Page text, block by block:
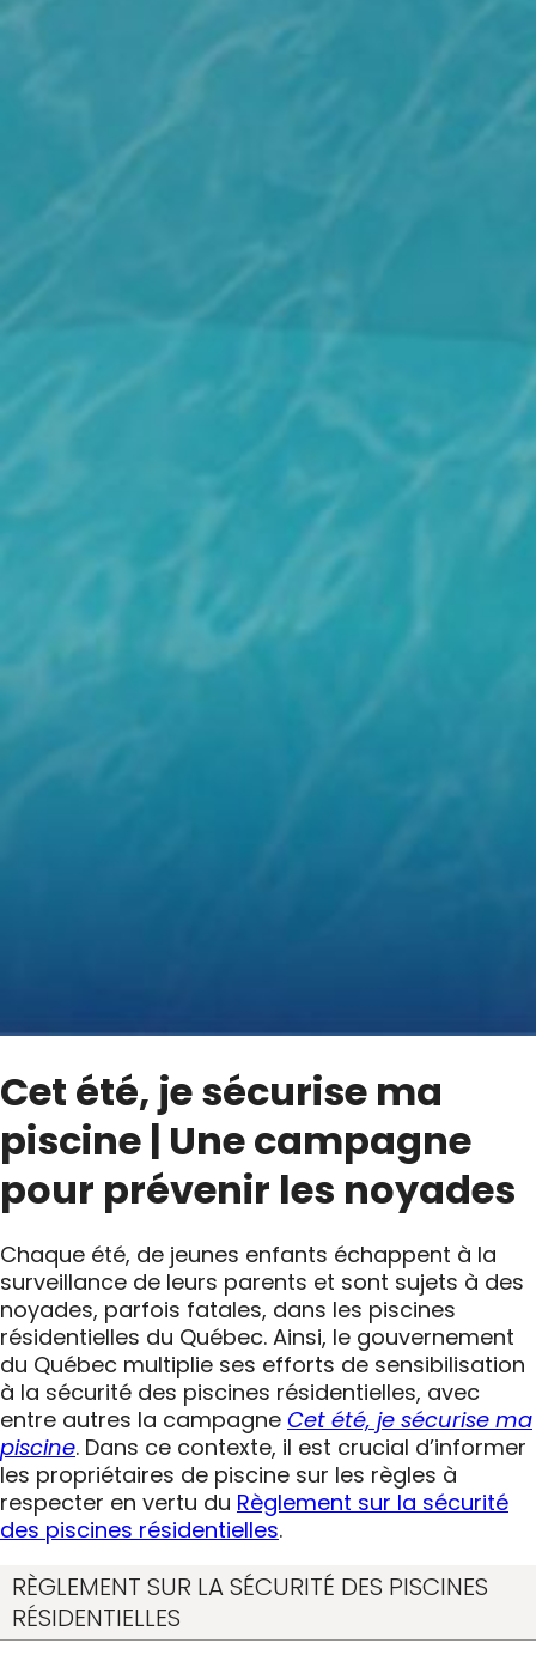
Cet été, je sécurise ma
piscine | Une campagne
pour prévenir les noyades
Chaque été, de jeunes enfants échappent à la
surveillance de leurs parents et sont sujets à des
noyades, parfois fatales, dans les piscines
résidentielles du Québec. Ainsi, le gouvernement
du Québec multiplie ses efforts de sensibilisation
à la sécurité des piscines résidentielles, avec
entre autres la campagne Cet été, je sécurise ma
piscine. Dans ce contexte, il est crucial d’informer
les propriétaires de piscine sur les règles à
respecter en vertu du Règlement sur la sécurité
des piscines résidentielles.
RÈGLEMENT SUR LA SÉCURITÉ DES PISCINES
RÉSIDENTIELLES